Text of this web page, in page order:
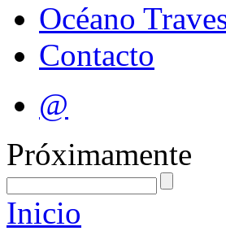
Océano
Contacto
@
Próximamente
Inicio